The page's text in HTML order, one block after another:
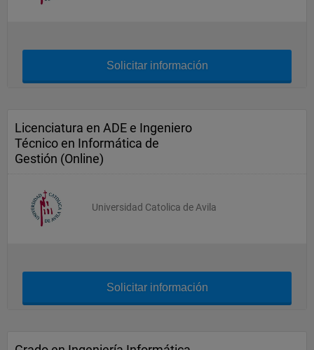
Solicitar información
Licenciatura en ADE e Ingeniero
Técnico en Informática de
Gestión (Online)
Universidad Catolica de Avila
Solicitar información